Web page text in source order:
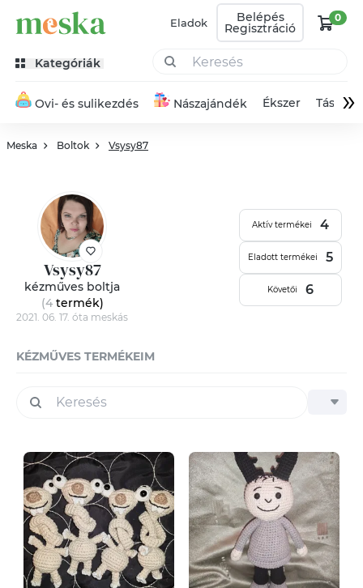
Eladok Belépés
Regisztráció
0
Kategóriák
Ovi- és sulikezdés Nászajándék Ékszer Táska»
Meska Boltok Vsysy87
Vsysy87
kézműves boltja
(4termék)
2021. 06. 17. óta meskás
Aktív termékei 4
Eladott termékei 5
Követői 6
KÉZMŰVES TERMÉKEIM